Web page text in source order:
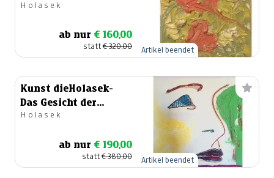
Holasek
ab nur € 160,00
statt€ 320,00 Artikel beendet
Kunst dieHolasek-
Das Gesicht der
Eleganz
Holasek
ab nur € 190,00
statt€ 380,00 Artikel beendet